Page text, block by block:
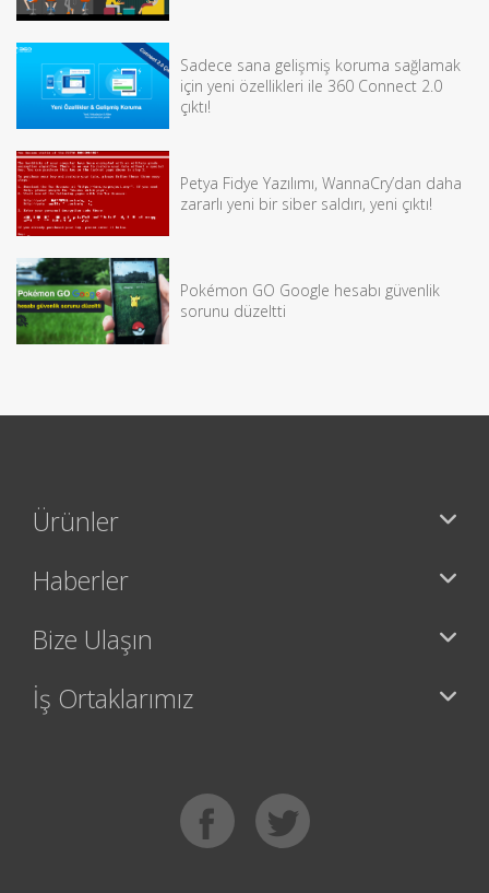
Sadece sana gelişmiş koruma sağlamak
için yeni özellikleri ile 360 Connect 2.0
çıktı!
Petya Fidye Yazılımı, WannaCry’dan daha
zararlı yeni bir siber saldırı, yeni çıktı!
Pokémon GO Google hesabı güvenlik
sorunu düzeltti
Ürünler
Haberler
Bize Ulaşın
İş Ortaklarımız